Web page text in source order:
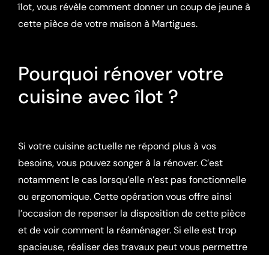
îlot, vous révèle comment donner un coup de jeune à
cette pièce de votre maison à Martigues.
Pourquoi rénover votre
cuisine avec îlot ?
Si votre cuisine actuelle ne répond plus à vos
besoins, vous pouvez songer à la rénover. C’est
notamment le cas lorsqu’elle n’est pas fonctionnelle
ou ergonomique. Cette opération vous offre ainsi
l’occasion de repenser la disposition de cette pièce
et de voir comment la réaménager. Si elle est trop
spacieuse, réaliser des travaux peut vous permettre